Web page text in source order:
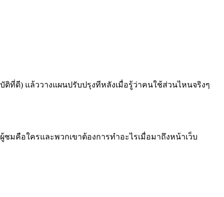
ดี) แล้ววางแผนปรับปรุงทีหลังเมื่อรู้ว่าคนใช้ส่วนไหนจริงๆ
คือใครและพวกเขาต้องการทำอะไรเมื่อมาถึงหน้าเว็บ